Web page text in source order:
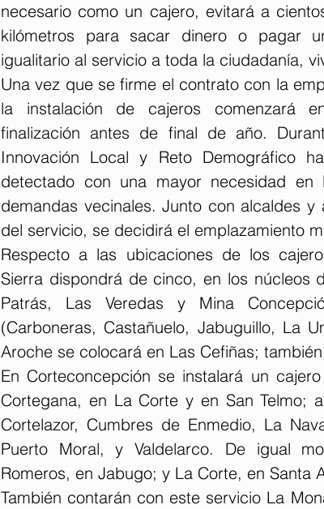
necesario como un cajero, evitará a
kilómetros para sacar dinero o pagar
igualitario al servicio a toda la ciudadanía,
Una vez que se firme el contrato con la
la instalación de cajeros comenzará
finalización antes de final de año.
Innovación Local y Reto Demográfico
detectado con una mayor necesidad
demandas vecinales. Junto con alcaldes
del servicio, se decidirá el emplazamiento
Respecto a las ubicaciones de los
Sierra dispondrá de cinco, en los núcleos
Patrás, Las Veredas y Mina
(Carboneras, Castañuelo, Jabuguillo, La
Aroche se colocará en Las Cefiñas;
En Corteconcepción se instalará un
Cortegana, en La Corte y en San Telmo;
Cortelazor, Cumbres de Enmedio, La
Puerto Moral, y Valdelarco. De igual
Romeros, en Jabugo; y La Corte, en Santa
También contarán con este servicio La